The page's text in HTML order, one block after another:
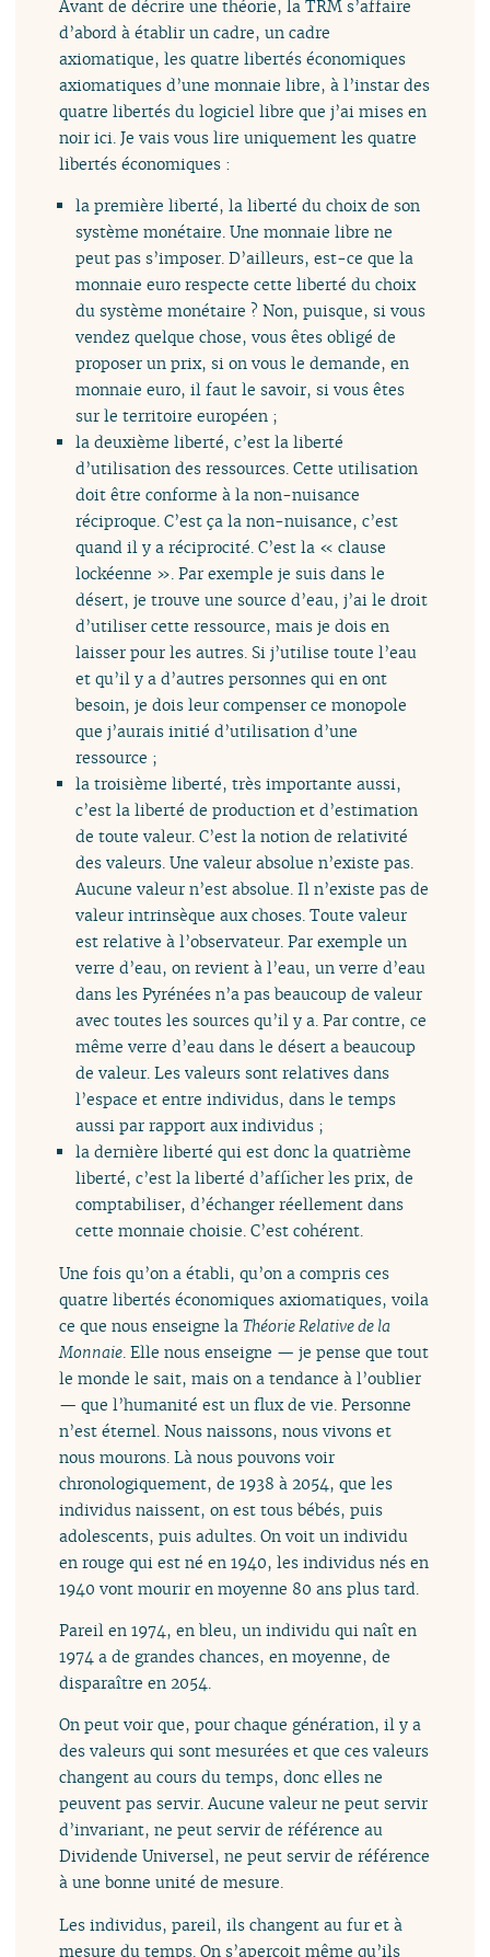
Avant de décrire une théorie, la TRM s’affaire
d’abord à établir un cadre, un cadre
axiomatique, les quatre libertés économiques
axiomatiques d’une monnaie libre, à l’instar des
quatre libertés du logiciel libre que j’ai mises en
noir ici. Je vais vous lire uniquement les quatre
libertés économiques :
la première liberté, la liberté du choix de son
système monétaire. Une monnaie libre ne
peut pas s’imposer. D’ailleurs, est-ce que la
monnaie euro respecte cette liberté du choix
du système monétaire ? Non, puisque, si vous
vendez quelque chose, vous êtes obligé de
proposer un prix, si on vous le demande, en
monnaie euro, il faut le savoir, si vous êtes
sur le territoire européen ;
la deuxième liberté, c’est la liberté
d’utilisation des ressources. Cette utilisation
doit être conforme à la non-nuisance
réciproque. C’est ça la non-nuisance, c’est
quand il y a réciprocité. C’est la « clause
lockéenne ». Par exemple je suis dans le
désert, je trouve une source d’eau, j’ai le droit
d’utiliser cette ressource, mais je dois en
laisser pour les autres. Si j’utilise toute l’eau
et qu’il y a d’autres personnes qui en ont
besoin, je dois leur compenser ce monopole
que j’aurais initié d’utilisation d’une
ressource ;
la troisième liberté, très importante aussi,
c’est la liberté de production et d’estimation
de toute valeur. C’est la notion de relativité
des valeurs. Une valeur absolue n’existe pas.
Aucune valeur n’est absolue. Il n’existe pas de
valeur intrinsèque aux choses. Toute valeur
est relative à l’observateur. Par exemple un
verre d’eau, on revient à l’eau, un verre d’eau
dans les Pyrénées n’a pas beaucoup de valeur
avec toutes les sources qu’il y a. Par contre, ce
même verre d’eau dans le désert a beaucoup
de valeur. Les valeurs sont relatives dans
l’espace et entre individus, dans le temps
aussi par rapport aux individus ;
la dernière liberté qui est donc la quatrième
liberté, c’est la liberté d’afficher les prix, de
comptabiliser, d’échanger réellement dans
cette monnaie choisie. C’est cohérent.
Une fois qu’on a établi, qu’on a compris ces
quatre libertés économiques axiomatiques, voila
ce que nous enseigne laThéorie Relative de la
Monnaie . Elle nous enseigne — je pense que tout
le monde le sait, mais on a tendance à l’oublier
— que l’humanité est un flux de vie. Personne
n’est éternel. Nous naissons, nous vivons et
nous mourons. Là nous pouvons voir
chronologiquement, de 1938 à 2054, que les
individus naissent, on est tous bébés, puis
adolescents, puis adultes. On voit un individu
en rouge qui est né en 1940, les individus nés en
1940 vont mourir en moyenne 80 ans plus tard.
Pareil en 1974, en bleu, un individu qui naît en
1974 a de grandes chances, en moyenne, de
disparaître en 2054.
On peut voir que, pour chaque génération, il y a
des valeurs qui sont mesurées et que ces valeurs
changent au cours du temps, donc elles ne
peuvent pas servir. Aucune valeur ne peut servir
d’invariant, ne peut servir de référence au
Dividende Universel, ne peut servir de référence
à une bonne unité de mesure.
Les individus, pareil, ils changent au fur et à
mesure du temps. On s’aperçoit même qu’ils